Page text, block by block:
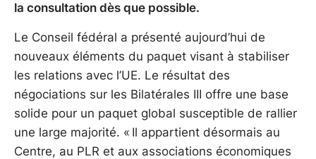
la consultation dès que possible.
Le Conseil fédéral a présenté aujourd’hui de
nouveaux éléments du paquet visant à stabiliser
les relations avec l’UE. Le résultat des
négociations sur les Bilatérales III offre une base
solide pour un paquet global susceptible de rallier
une large majorité. « Il appartient désormais au
Centre, au PLR et aux associations économiques